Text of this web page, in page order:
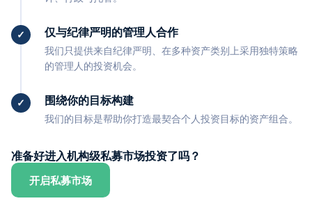
仅与纪律严明的管理人合作
我们只提供来自纪律严明、在多种资产类别上采用独特策略
的管理人的投资机会。
围绕你的目标构建
我们的目标是帮助你打造最契合个人投资目标的资产组合。
准备好进入机构级私募市场投资了吗？
开启私募市场